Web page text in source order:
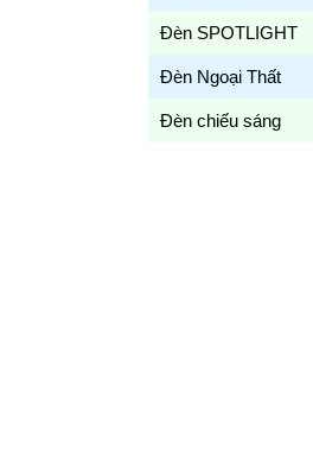
Đèn SPOTLIGHT
Đèn Ngoại Thất
Đèn chiếu sáng